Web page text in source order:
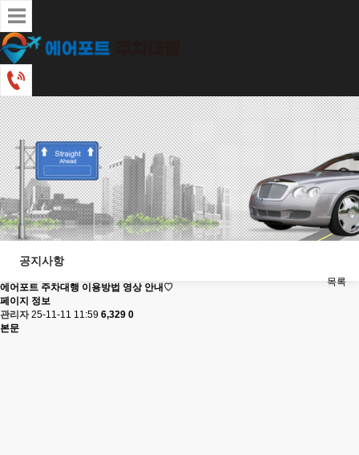
공지사항
목록
에어포트 주차대행 이용방법 영상 안내♡
페이지 정보
관리자 25-11-11 11:59 6,329 0
본문